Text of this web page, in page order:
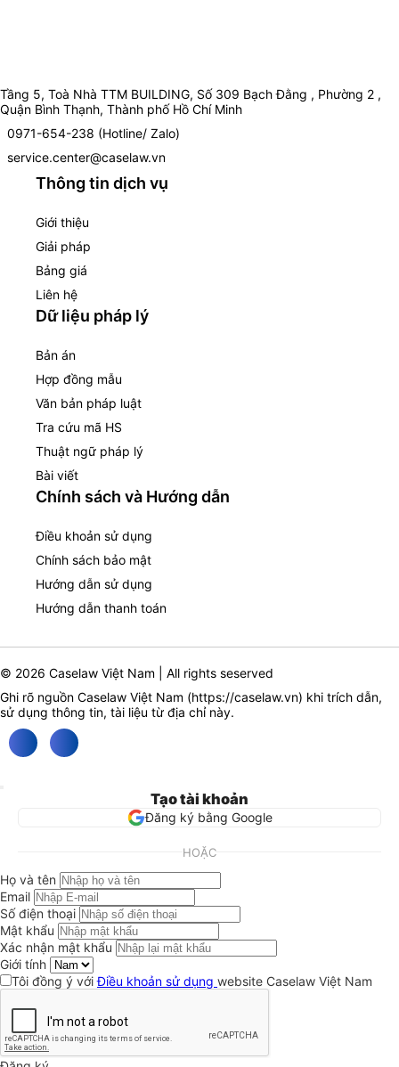
Tầng 5, Toà Nhà TTM BUILDING, Số 309 Bạch Đằng , Phường 2 ,
Quận Bình Thạnh, Thành phố Hồ Chí Minh
0971-654-238 (Hotline/ Zalo)
service.center@caselaw.vn
Thông tin dịch vụ
Giới thiệu
Giải pháp
Bảng giá
Liên hệ
Dữ liệu pháp lý
Bản án
Hợp đồng mẫu
Văn bản pháp luật
Tra cứu mã HS
Thuật ngữ pháp lý
Bài viết
Chính sách và Hướng dẫn
Điều khoản sử dụng
Chính sách bảo mật
Hướng dẫn sử dụng
Hướng dẫn thanh toán
© 2026 Caselaw Việt Nam | All rights seserved
Ghi rõ nguồn Caselaw Việt Nam (https://caselaw.vn) khi trích dẫn,
sử dụng thông tin, tài liệu từ địa chỉ này.
Tạo tài khoản
Đăng ký bằng Google
HOẶC
Họ và tên
Email
Số điện thoại
Mật khẩu
Xác nhận mật khẩu
Giới tính
Tôi đồng ý vớiĐiều khoản sử dụng website Caselaw Việt Nam